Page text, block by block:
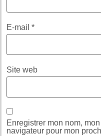
E-mail *
Site web
Enregistrer mon nom,
navigateur pour mon